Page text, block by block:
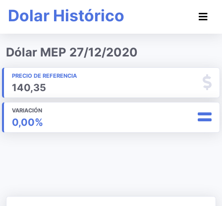
Dolar Histórico
Dólar MEP 27/12/2020
PRECIO DE REFERENCIA
140,35
VARIACIÓN
0,00%